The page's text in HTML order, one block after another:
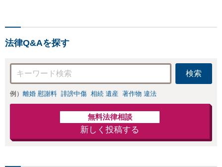
法律Q&Aを探す
検索
例） 離婚 慰謝料 誹謗中傷 相続 遺産 著作物 違法
無料法律相談
新しく投稿する